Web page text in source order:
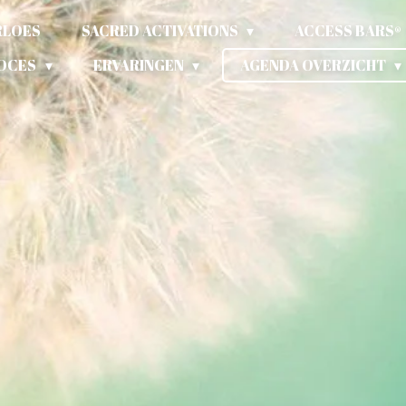
SACRED ACTIVATIONS
ACCESS BARS®
ERVARINGEN
AGENDA OVERZICHT